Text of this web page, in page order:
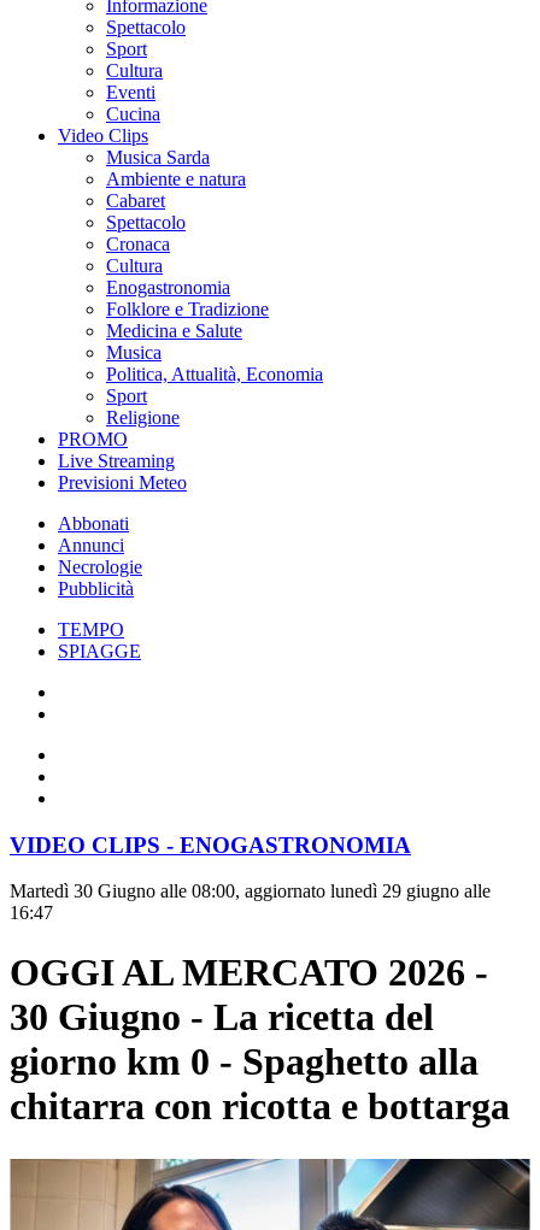
Informazione
Spettacolo
Sport
Cultura
Eventi
Cucina
Video Clips
Musica Sarda
Ambiente e natura
Cabaret
Spettacolo
Cronaca
Cultura
Enogastronomia
Folklore e Tradizione
Medicina e Salute
Musica
Politica, Attualità, Economia
Sport
Religione
PROMO
Live Streaming
Previsioni Meteo
Abbonati
Annunci
Necrologie
Pubblicità
TEMPO
SPIAGGE
VIDEO CLIPS - ENOGASTRONOMIA
Martedì 30 Giugno alle 08:00, aggiornato lunedì 29 giugno alle
16:47
OGGI AL MERCATO 2026 -
30 Giugno - La ricetta del
giorno km 0 - Spaghetto alla
chitarra con ricotta e bottarga